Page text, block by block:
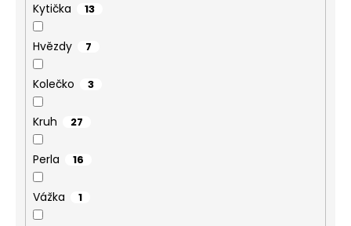
Kytička 13
Hvězdy 7
Kolečko 3
Kruh 27
Perla 16
Vážka 1